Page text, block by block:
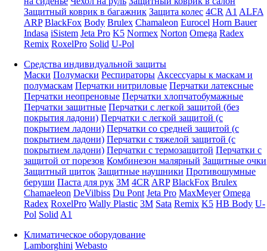
Защитный коврик в багажник Защита колес 4CR A1 ALFA
ARP BlackFox Body Brulex Chamaleon Eurocel Horn Bauer
Indasa iSistem Jeta Pro K5 Normex Norton Omega Radex
Remix RoxelPro Solid U-Pol
Средства индивидуальной защиты
Маски Полумаски Респираторы Аксессуары к маскам и
полумаскам Перчатки нитриловые Перчатки латексные
Перчатки неопреновые Перчатки хлопчатобумажные
Перчатки защитные Перчатки с легкой защитой (без
покрытия ладони) Перчатки с легкой защитой (с
покрытием ладони) Перчатки со средней защитой (с
покрытием ладони) Перчатки с тяжелой защитой (с
покрытием ладони) Перчатки с термозащитой Перчатки с
защитой от порезов Комбинезон малярный Защитные очки
Защитный щиток Защитные наушники Противошумные
беруши Паста для рук 3M 4CR ARP BlackFox Brulex
Chamaeleon DeVilbiss Du Pont Jeta Pro MaxMeyer Omega
Radex RoxelPro Wally Plastic 3M Sata Remix K5 HB Body U-
Pol Solid A1
Климатическое оборудование
Lamborghini Webasto